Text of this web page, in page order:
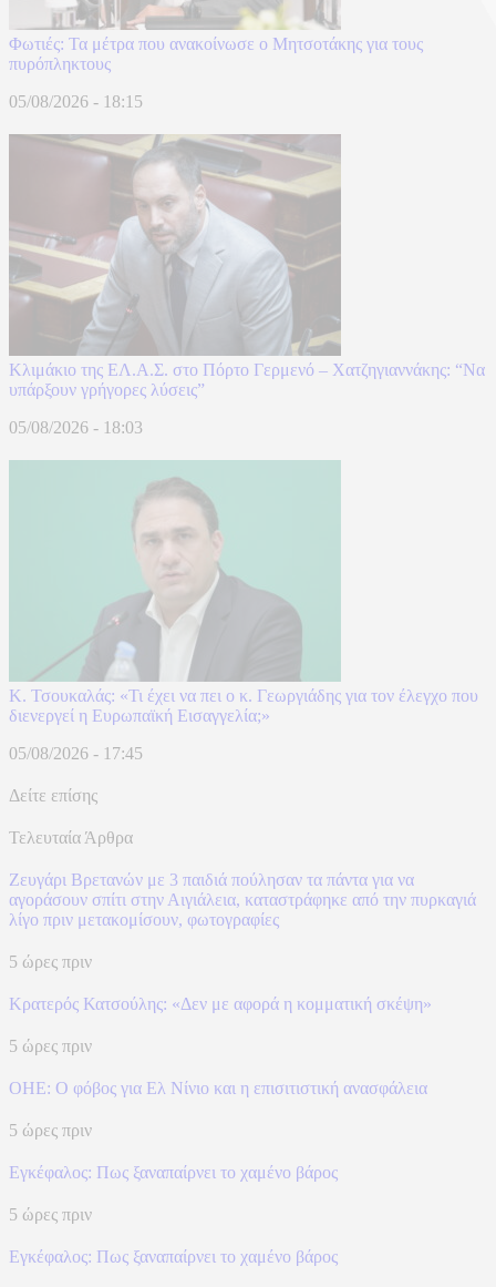
Φωτιές: Τα μέτρα που ανακοίνωσε ο Μητσοτάκης για τους
πυρόπληκτους
05/08/2026 - 18:15
Κλιμάκιο της ΕΛ.Α.Σ. στο Πόρτο Γερμενό – Χατζηγιαννάκης: “Να
υπάρξουν γρήγορες λύσεις”
05/08/2026 - 18:03
Κ. Τσουκαλάς: «Τι έχει να πει ο κ. Γεωργιάδης για τον έλεγχο που
διενεργεί η Ευρωπαϊκή Εισαγγελία;»
05/08/2026 - 17:45
Δείτε επίσης
Τελευταία Άρθρα
Ζευγάρι Βρετανών με 3 παιδιά πούλησαν τα πάντα για να
αγοράσουν σπίτι στην Αιγιάλεια, καταστράφηκε από την πυρκαγιά
λίγο πριν μετακομίσουν, φωτογραφίες
5 ώρες πριν
Κρατερός Κατσούλης: «Δεν με αφορά η κομματική σκέψη»
5 ώρες πριν
ΟΗΕ: Ο φόβος για Ελ Νίνιο και η επισιτιστική ανασφάλεια
5 ώρες πριν
Eγκέφαλος: Πως ξαναπαίρνει το χαμένο βάρος
5 ώρες πριν
Eγκέφαλος: Πως ξαναπαίρνει το χαμένο βάρος